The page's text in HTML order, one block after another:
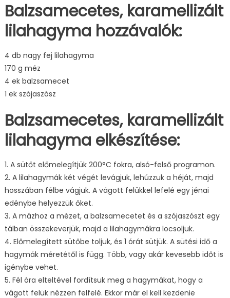
Balzsamecetes, karamellizált
lilahagyma hozzávalók:
4 db nagy fej lilahagyma
170 g méz
4 ek balzsamecet
1 ek szójaszósz
Balzsamecetes, karamellizált
lilahagyma elkészítése:
1. A sütőt előmelegítjük 200°C fokra, alsó-felső programon.
2. A lilahagymák két végét levágjuk, lehúzzuk a héját, majd
hosszában félbe vágjuk. A vágott felükkel lefelé egy jénai
edénybe helyezzük őket.
3. A mázhoz a mézet, a balzsamecetet és a szójaszószt egy
tálban összekeverjük, majd a lilahagymákra locsoljuk.
4. Előmelegített sütőbe toljuk, és 1 órát sütjük. A sütési idő a
hagymák méretétől is függ. Több, vagy akár kevesebb időt is
igénybe vehet.
5. Fél óra elteltével fordítsuk meg a hagymákat, hogy a
vágott felük nézzen felfelé. Ekkor már el kell kezdenie